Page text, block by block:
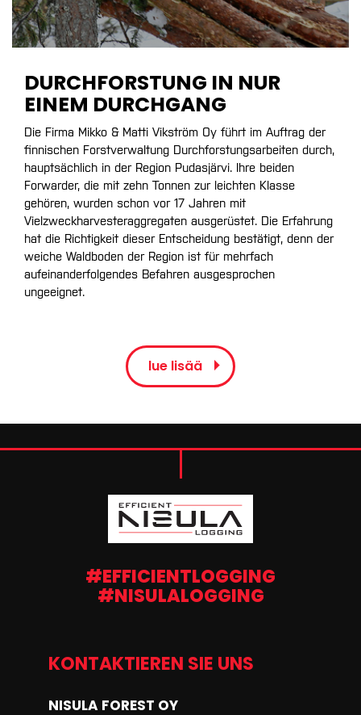
DURCHFORSTUNG IN NUR
EINEM DURCHGANG
Die Firma Mikko & Matti Vikström Oy führt im Auftrag der
finnischen Forstverwaltung Durchforstungsarbeiten durch,
hauptsächlich in der Region Pudasjärvi. Ihre beiden
Forwarder, die mit zehn Tonnen zur leichten Klasse
gehören, wurden schon vor 17 Jahren mit
Vielzweckharvesteraggregaten ausgerüstet. Die Erfahrung
hat die Richtigkeit dieser Entscheidung bestätigt, denn der
weiche Waldboden der Region ist für mehrfach
aufeinanderfolgendes Befahren ausgesprochen
ungeeignet.
lue lisää
#EFFICIENTLOGGING
#NISULALOGGING
KONTAKTIEREN SIE UNS
NISULA FOREST OY